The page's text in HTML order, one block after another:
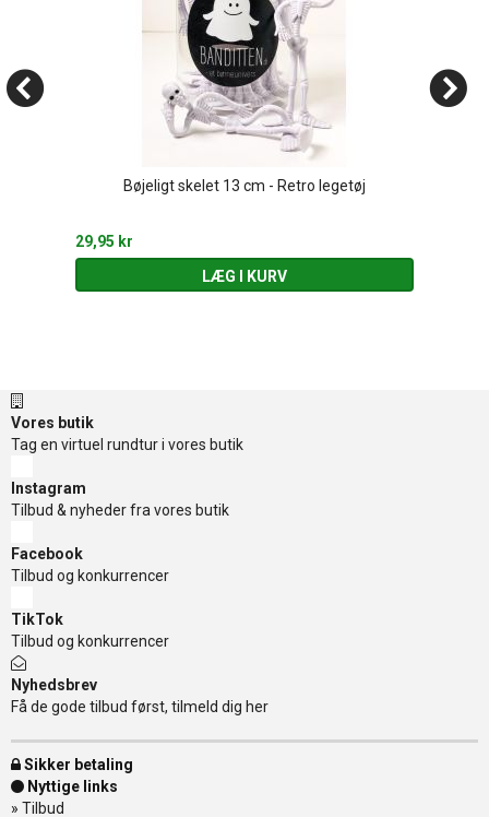
Bøjeligt skelet 13 cm - Retro legetøj
29,95 kr
LÆG I KURV
Vores butik
Tag en virtuel rundtur i vores butik
Instagram
Tilbud & nyheder fra vores butik
Facebook
Tilbud og konkurrencer
TikTok
Tilbud og konkurrencer
Nyhedsbrev
Få de gode tilbud først, tilmeld dig her
Sikker betaling
Nyttige links
» Tilbud